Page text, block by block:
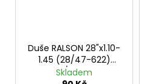
Duše RALSON 28"x1.10-
1.45 (28/47-622)
DV/22mm
Skladem